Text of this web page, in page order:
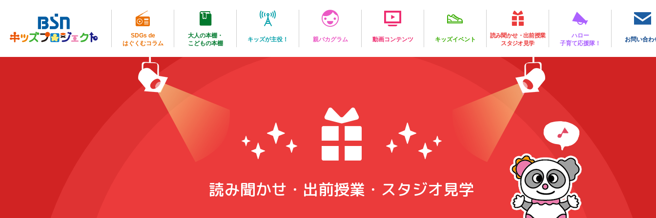
SDGs de
はぐくむコラム
大人の本棚・
こどもの本棚
キッズが主役！ 親バカグラム 動画コンテンツ キッズイベント
読み聞かせ・出前授業
スタジオ見学
ハロー
子育て応援隊！
お問い合わ
読み聞かせ・出前授業・スタジオ見学